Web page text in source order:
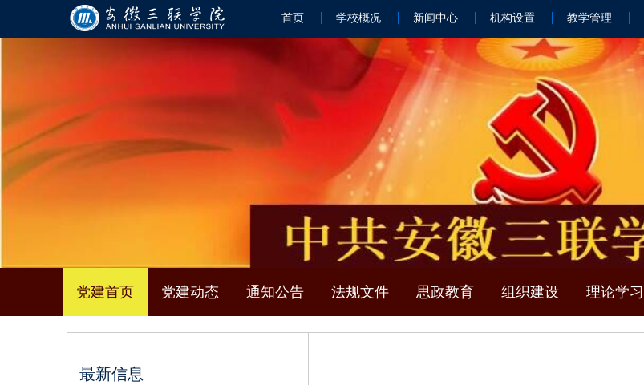
首页 学校概况 新闻中心 机构设置 教学管理
党建首页 党建动态 通知公告 法规文件 思政教育 组织建设 理论学习
最新信息